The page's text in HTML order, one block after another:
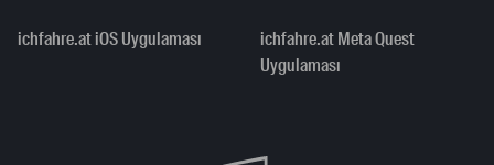
ichfahre.at iOS Uygulaması
ichfahre.at Meta Quest
Uygulaması